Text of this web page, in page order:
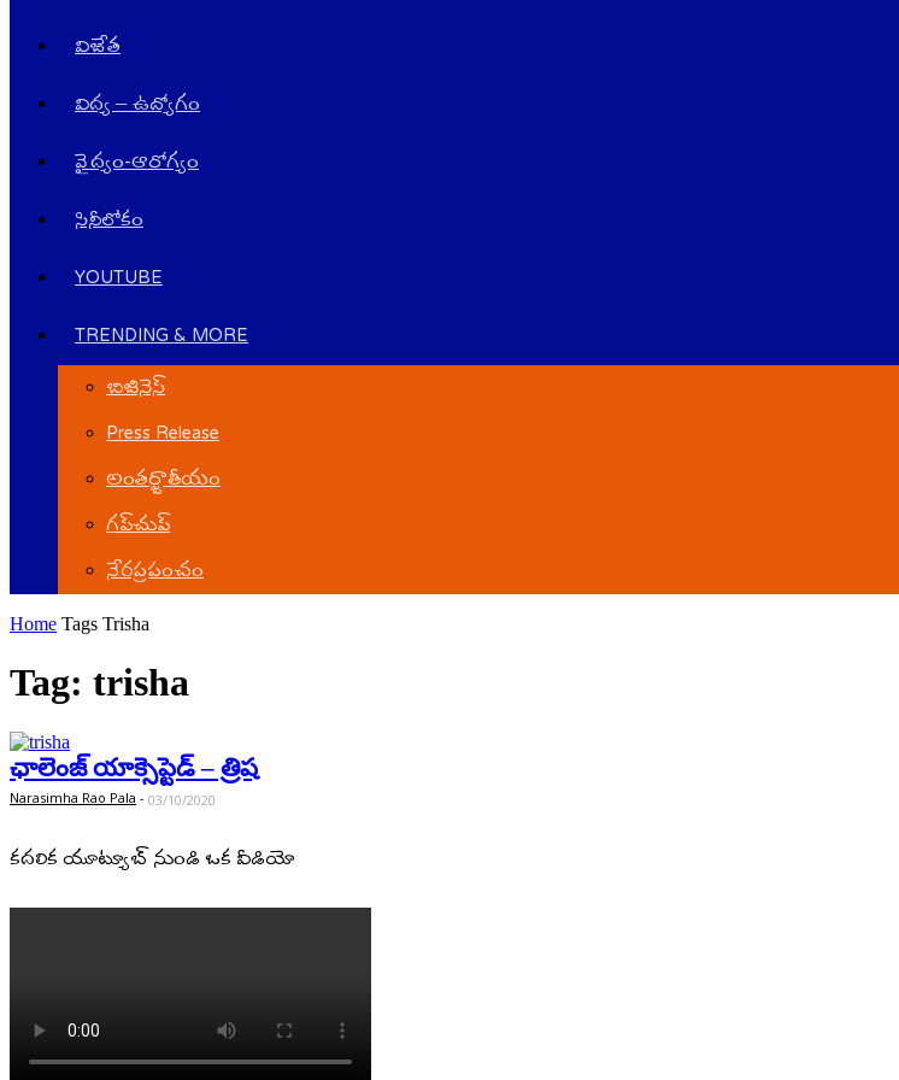
విజేత
విద్య – ఉద్యోగం
వైద్యం-ఆరోగ్యం
సినీలోకం
YOUTUBE
TRENDING & MORE
బిజినెస్
Press Release
అంతర్జాతీయం
గ‌ప్‌చుప్
నేర‌ప్ర‌పంచం
Home Tags Trisha
Tag: trisha
ఛాలెంజ్ యాక్సెప్టెడ్ – త్రిష
Narasimha Rao Pala - 03/10/2020
కదలిక యూట్యూబ్ నుండి ఒక వీడియో